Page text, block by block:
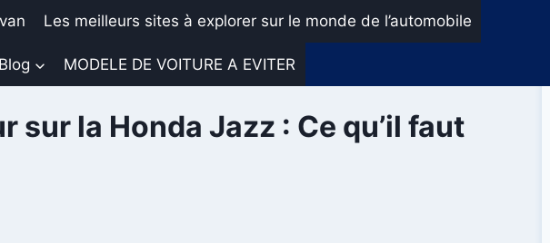
Les meilleurs sites à explorer sur le monde de l’automobile
Blog MODELE DE VOITURE A EVITER
la Honda Jazz : Ce qu’il faut